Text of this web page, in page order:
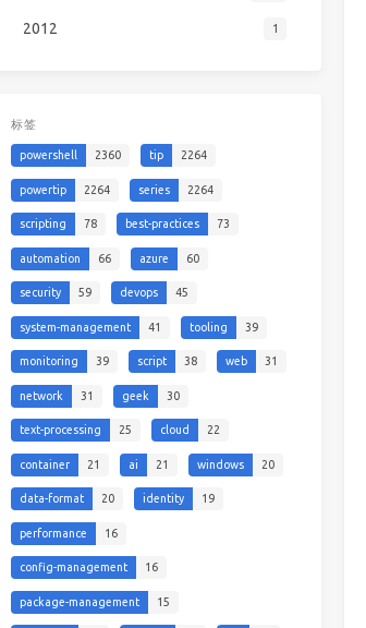
2012 1
标签
powershell 2360 tip 2264
powertip 2264 series 2264
scripting 78 best-practices 73
automation 66 azure 60
security 59 devops 45
system-management 41 tooling 39
monitoring 39 script 38 web 31
network 31 geek 30
text-processing 25 cloud 22
container 21 ai 21 windows 20
data-format 20 identity 19
performance 16
config-management 16
package-management 15